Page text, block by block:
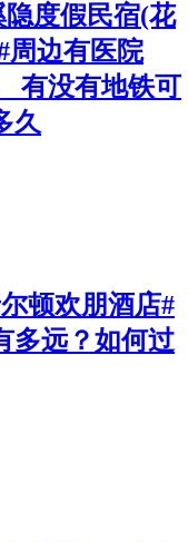
隐度假民宿(花
周边有医院
有没有地铁可
久
顿欢朋酒店#
多远？如何过